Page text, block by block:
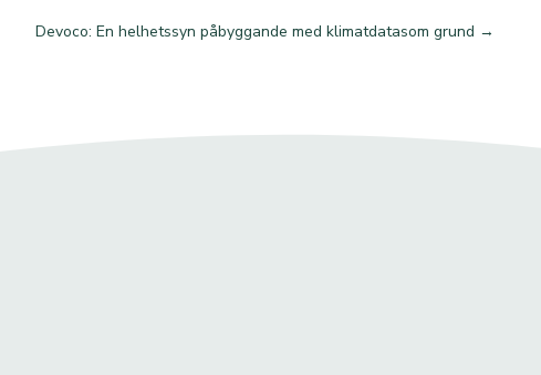
Devoco: En helhetssyn påbyggande med klimatdatasom grund →